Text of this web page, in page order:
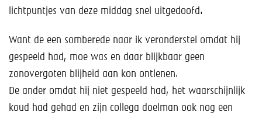
lichtpuntjes van deze middag snel uitgedoofd.
Want de een somberede naar ik veronderstel omdat hij
gespeeld had, moe was en daar blijkbaar geen
zonovergoten blijheid aan kon ontlenen.
De ander omdat hij niet gespeeld had, het waarschijnlijk
koud had gehad en zijn collega doelman ook nog een